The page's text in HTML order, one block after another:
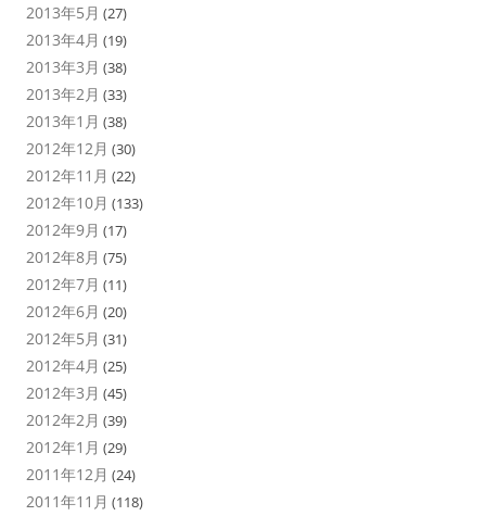
2013年5月 (27)
2013年4月 (19)
2013年3月 (38)
2013年2月 (33)
2013年1月 (38)
2012年12月 (30)
2012年11月 (22)
2012年10月 (133)
2012年9月 (17)
2012年8月 (75)
2012年7月 (11)
2012年6月 (20)
2012年5月 (31)
2012年4月 (25)
2012年3月 (45)
2012年2月 (39)
2012年1月 (29)
2011年12月 (24)
2011年11月 (118)